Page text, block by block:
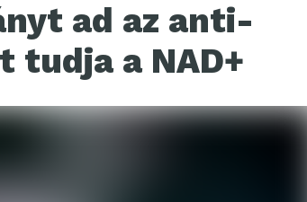
ad az anti-
tudja a NAD+